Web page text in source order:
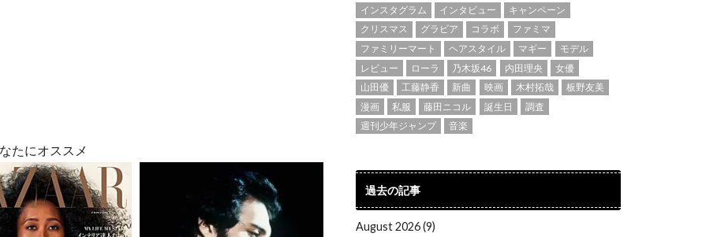
たにオススメ
インスタグラム インタビュー
キャンペーン
クリスマス
グラビア コラボ
ファミマ
ファミリーマート
ヘアスタイル マギー
モデル
レビュー
ローラ 乃木坂46 内田理央
女優
山田優
工藤静香 新曲 映画 木村拓哉
板野友美
漫画
私服 藤田ニコル 誕生日
調査
週刊少年ジャンプ
音楽
過去の記事
August 2026 (9)